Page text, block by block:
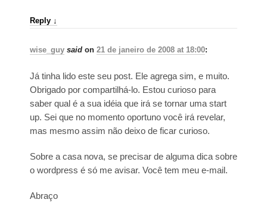
Reply ↓
wise_guy said on 21 de janeiro de 2008 at 18:00:
Já tinha lido este seu post. Ele agrega sim, e muito.
Obrigado por compartilhá-lo. Estou curioso para
saber qual é a sua idéia que irá se tornar uma start
up. Sei que no momento oportuno você irá revelar,
mas mesmo assim não deixo de ficar curioso.
Sobre a casa nova, se precisar de alguma dica sobre
o wordpress é só me avisar. Você tem meu e-mail.
Abraço